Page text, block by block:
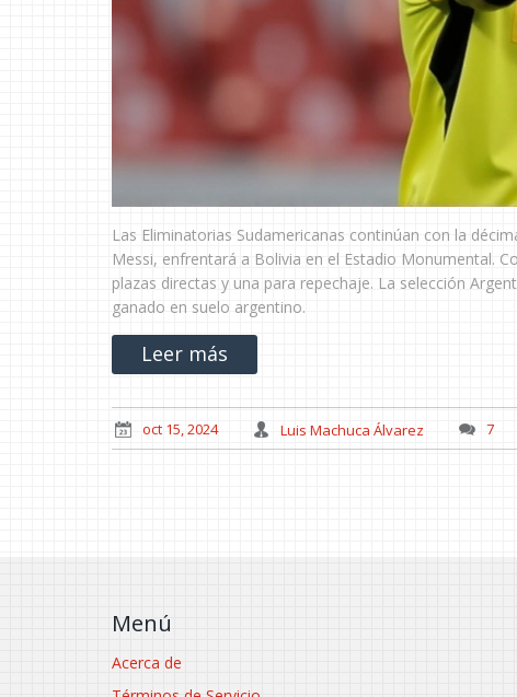
Las Eliminatorias Sudamericanas continúan con la
Messi, enfrentará a Bolivia en el Estadio Monumental.
plazas directas y una para repechaje. La selección
ganado en suelo argentino.
Leer más
oct 15, 2024 Luis Machuca Álvarez 7
Menú
Acerca de